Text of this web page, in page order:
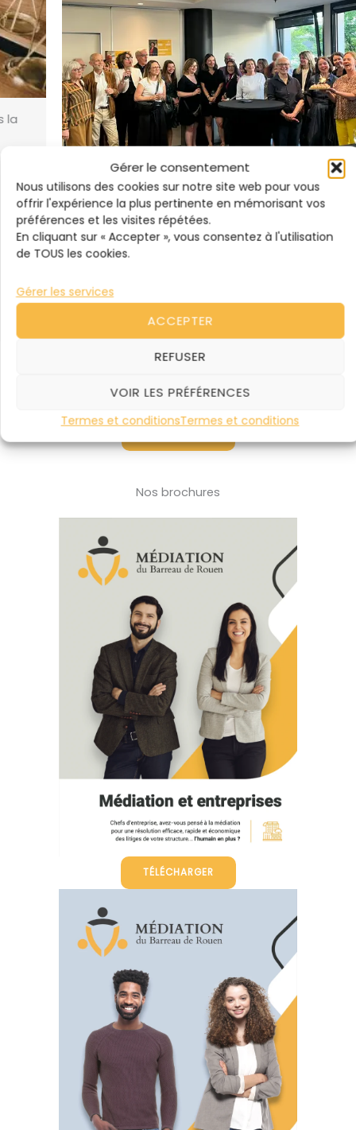
Gérer le consentement
Nous utilisons des cookies sur notre site web pour vous
offrir l'expérience la plus pertinente en mémorisant vos
préférences et les visites répétées.
En cliquant sur « Accepter », vous consentez à l'utilisation
de TOUS les cookies.
Gérer les services
ACCEPTER
REFUSER
VOIR LES PRÉFÉRENCES
Termes et conditionsTermes et conditions
25 ans à renouer les liens : le Centre de Médiation du
Barreau de Rouen célèbre ses 25 ans !
Juillet 17, 2026
+ D’ARTICLES
Nos brochures
TÉLÉCHARGER